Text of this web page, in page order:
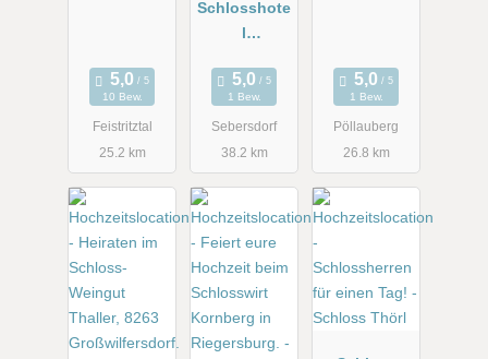
10 Bew.
Feistritztal
25.2 km
Schlosshote
l
ofen
1 Bew.
Sebersdorf
38.2 km
1 Bew.
Pöllauberg
26.8 km